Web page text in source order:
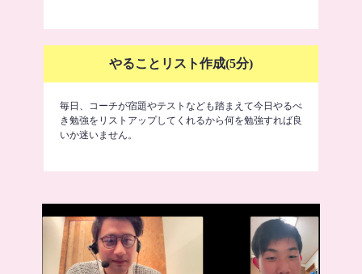
やることリスト作成(5分)
毎日、コーチが宿題やテストなども踏まえて今日やるべ
き勉強をリストアップしてくれるから何を勉強すれば良
いか迷いません。